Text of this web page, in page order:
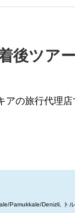
後ツア
の旅行代理店
Pamukkale/Denizli, トル